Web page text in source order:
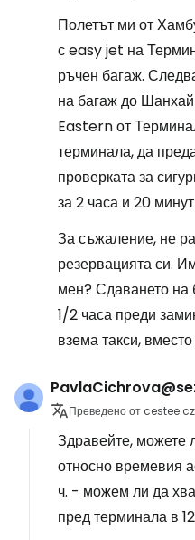
Полетът ми от
с easy jet на
ръчен багаж.
на багаж до Шанхай
Eastern от
терминала, да
проверката за
за 2 часа и 20
За съжаление, не
резервацията си.
мен? Сдаването на
1/2 часа преди
взема такси,
Преведено от cestee.cz
Здравейте, можете
относно времевия
ч. - можем ли да
пред терминала в